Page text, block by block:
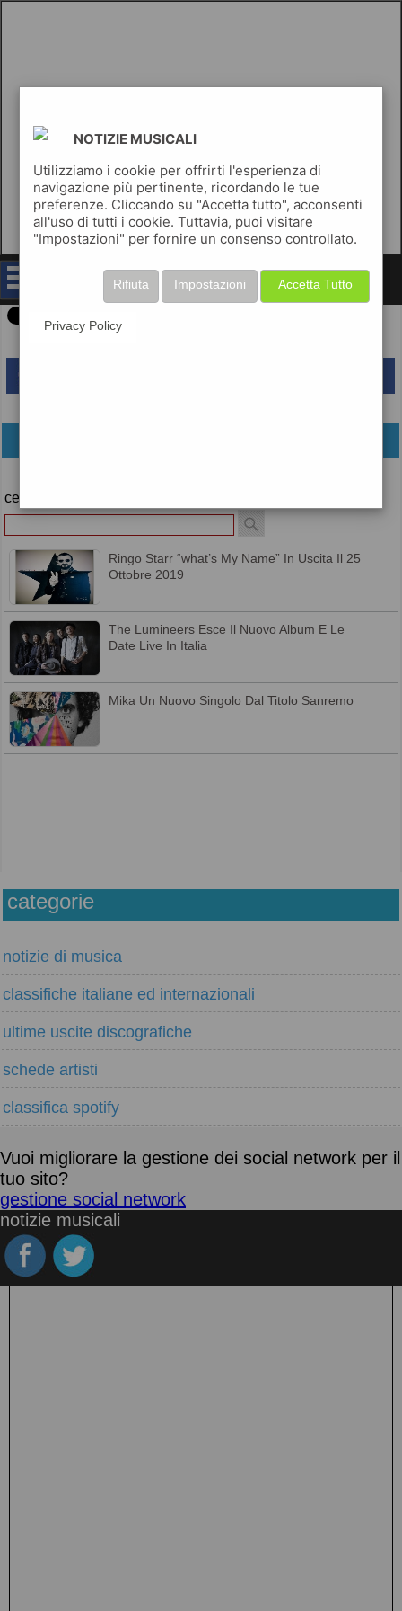
notizie musicali
cerca
Ringo Starr “what’s My Name” In Uscita Il 25
Ottobre 2019
The Lumineers Esce Il Nuovo Album E Le
Date Live In Italia
Mika Un Nuovo Singolo Dal Titolo Sanremo
categorie
notizie di musica
classifiche italiane ed internazionali
ultime uscite discografiche
schede artisti
classifica spotify
Vuoi migliorare la gestione dei social network per il
tuo sito?
gestione social network
notizie musicali
NOTIZIE MUSICALI
Utilizziamo i cookie per offrirti l'esperienza di
navigazione più pertinente, ricordando le tue
preferenze. Cliccando su "Accetta tutto", acconsenti
all'uso di tutti i cookie. Tuttavia, puoi visitare
"Impostazioni" per fornire un consenso controllato.
Accetta Tutto
Impostazioni
Rifiuta
Privacy Policy